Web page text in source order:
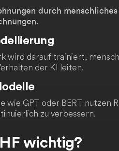
durch
wird darauf trainiert,
der KI leiten.
wie GPT oder BERT nutzen
zu verbessern.
wichtig?